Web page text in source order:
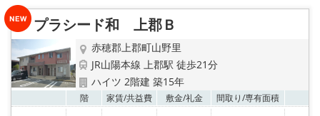
り
プラシード和 上郡Ｂ
赤穂郡上郡町山野里
JR山陽本線 上郡駅 徒歩21分
ハイツ 2階建 築15年
階 家賃/共益費 敷金/礼金 間取り/専有面積